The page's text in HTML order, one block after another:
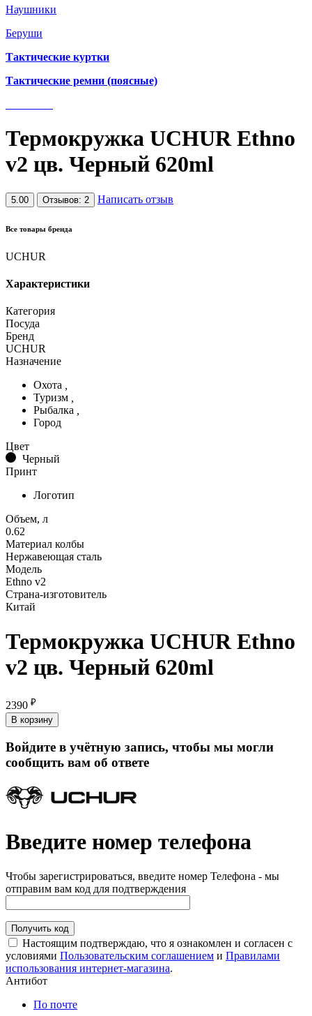
Наушники
Беруши
Тактические куртки
Тактические ремни (поясные)
Термокружка UCHUR Ethno
v2 цв. Черный 620ml
5.00 Отзывов: 2 Написать отзыв
Все товары бренда
UCHUR
Характеристики
Категория
Посуда
Бренд
UCHUR
Назначение
Охота
Туризм
Рыбалка
Город
Цвет
Черный
Принт
Логотип
Объем, л
0.62
Материал колбы
Нержавеющая сталь
Модель
Ethno v2
Страна-изготовитель
Китай
Термокружка UCHUR Ethno
v2 цв. Черный 620ml
2390 ₽
В корзину
Войдите в учётную запись, чтобы мы могли
сообщить вам об ответе
Введите номер телефона
Чтобы зарегистрироваться, введите номер Телефона - мы
отправим вам код для подтверждения
Получить код
Настоящим подтверждаю, что я ознакомлен и согласен с
условиями Пользовательским соглашением и Правилами
использования интернет-магазина.
Антибот
По почте